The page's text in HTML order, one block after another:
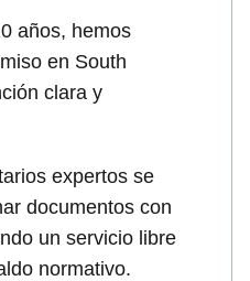
años, hemos
en South
clara y
expertos se
documentos con
un servicio libre
normativo.